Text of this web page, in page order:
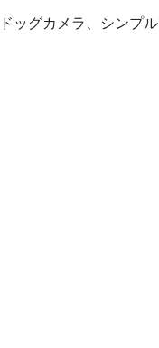
ッグカメラ、シンプ